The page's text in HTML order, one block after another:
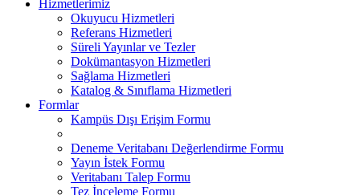
Hizmetlerimiz
Okuyucu Hizmetleri
Referans Hizmetleri
Süreli Yayınlar ve Tezler
Dokümantasyon Hizmetleri
Sağlama Hizmetleri
Katalog & Sınıflama Hizmetleri
Formlar
Kampüs Dışı Erişim Formu
Deneme Veritabanı Değerlendirme Formu
Yayın İstek Formu
Veritabanı Talep Formu
Tez İnceleme Formu